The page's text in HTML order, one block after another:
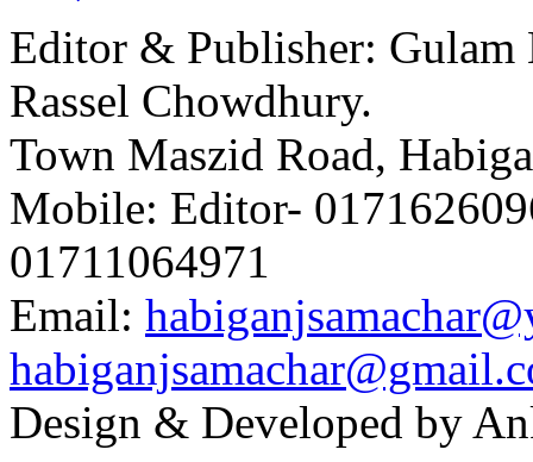
Editor & Publisher: Gulam
Rassel Chowdhury.
Town Maszid Road,
Mobile: Editor-
01711064971
Email:
Design & Developed by